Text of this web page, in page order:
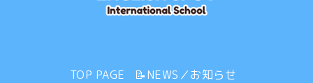
TOP PAGE
📝NEWS／お知らせ